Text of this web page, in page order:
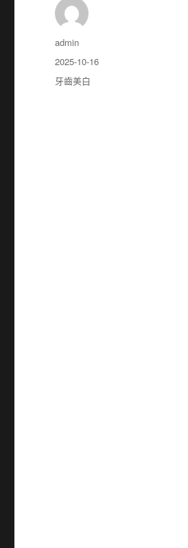
作
者
admin
發
佈
日
2025-10-16
分
牙齒美白